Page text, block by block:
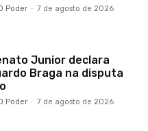
Poder - 7 de agosto de 2026
Junior declara
Braga na disputa
Poder - 7 de agosto de 2026